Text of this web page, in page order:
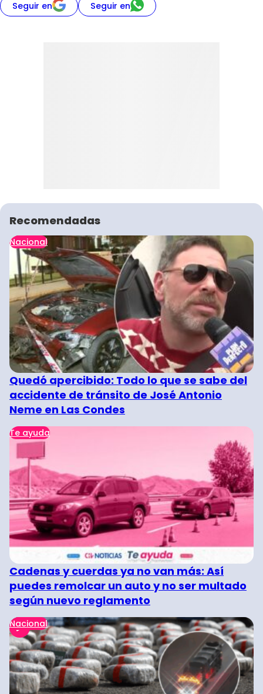
Seguir en Seguir en
Recomendadas
Nacional
Quedó apercibido: Todo lo que se sabe del
accidente de tránsito de José Antonio
Neme en Las Condes
Te ayuda
Cadenas y cuerdas ya no van más: Así
puedes remolcar un auto y no ser multado
según nuevo reglamento
Nacional